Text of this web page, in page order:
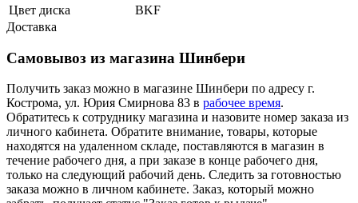
Цвет диска
BKF
Доставка
Самовывоз из магазина Шинбери
Получить заказ можно в магазине Шинбери по адресу г.
Кострома, ул. Юрия Смирнова 83 в рабочее время.
Обратитесь к сотруднику магазина и назовите номер заказа из
личного кабинета. Обратите внимание, товары, которые
находятся на удаленном складе, поставляются в магазин в
течение рабочего дня, а при заказе в конце рабочего дня,
только на следующий рабочий день. Следить за готовностью
заказа можно в личном кабинете. Заказ, который можно